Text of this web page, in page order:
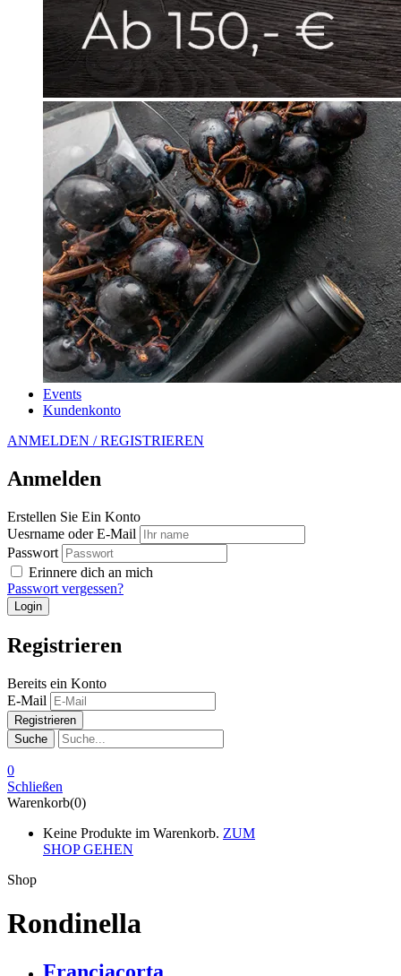
Events
Kundenkonto
ANMELDEN / REGISTRIEREN
Anmelden
Erstellen Sie Ein Konto
Uesrname oder E-Mail
Passwort
Erinnere dich an mich
Passwort vergessen?
Registrieren
Bereits ein Konto
E-Mail
Suche
0
Schließen
Warenkorb(0)
Keine Produkte im Warenkorb. ZUM
SHOP GEHEN
Shop
Rondinella
Franciacorta